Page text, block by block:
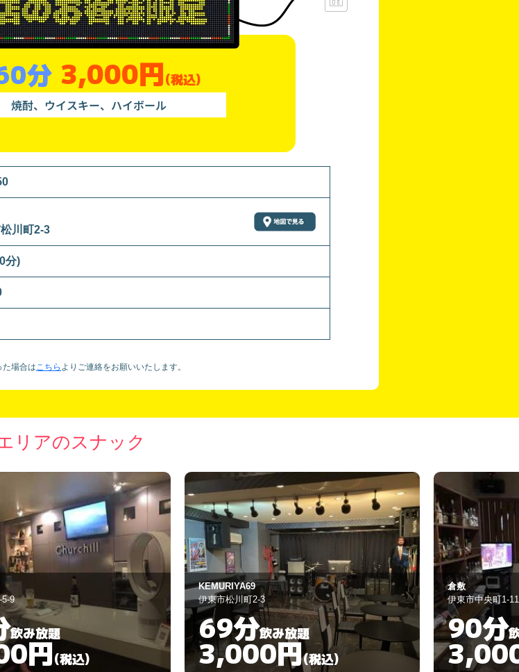
分 3,000円(税込)
焼酎、ウイスキー、ハイボール
川町2-3
分)
た場合はこちら より ご連絡をお願いいたします。
リアのスナック
2-3
飲み放題
円(税込)
倉敷
伊東市中央町1-11-16
90分飲み放題
3,000円(税込)
スナック ひと
伊東市中央町12-
90分